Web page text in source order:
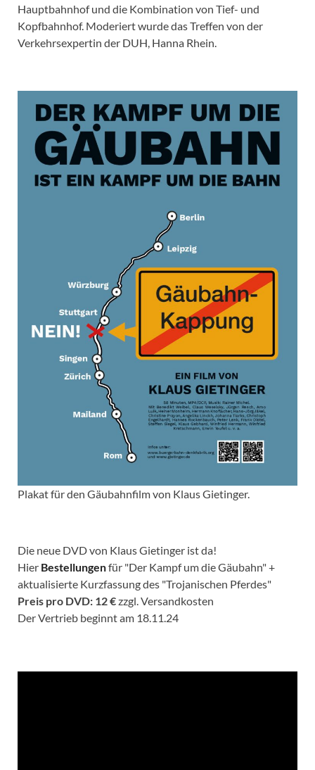
Hauptbahnhof und die Kombination von Tief- und
Kopfbahnhof. Moderiert wurde das Treffen von der
Verkehrsexpertin der DUH, Hanna Rhein.
Plakat für den Gäubahnfilm von Klaus Gietinger.
Die neue DVD von Klaus Gietinger ist da!
Hier Bestellungenfür "Der Kampf um die Gäubahn" +
aktualisierte Kurzfassung des "Trojanischen Pferdes"
Preis pro DVD: 12 €zzgl. Versandkosten
Der Vertrieb beginnt am 18.11.24